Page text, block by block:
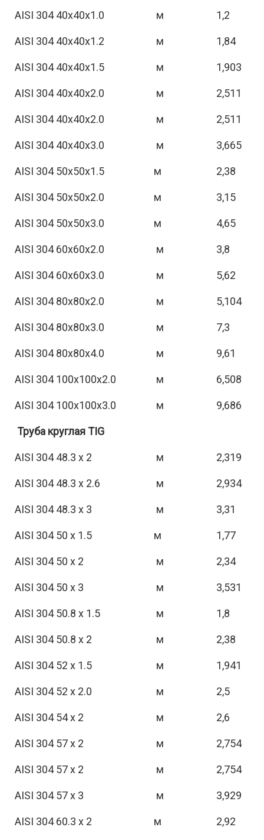
AISI 304 40х40х1.0 м 1,2
AISI 304 40х40х1.2 м 1,84
AISI 304 40х40х1.5 м 1,903
AISI 304 40х40х2.0 м 2,511
AISI 304 40х40х2.0 м 2,511
AISI 304 40х40х3.0 м 3,665
AISI 304 50х50х1.5 м 2,38
AISI 304 50х50х2.0 м 3,15
AISI 304 50х50х3.0 м 4,65
AISI 304 60х60х2.0 м 3,8
AISI 304 60х60х3.0 м 5,62
AISI 304 80х80х2.0 м 5,104
AISI 304 80х80х3.0 м 7,3
AISI 304 80х80х4.0 м 9,61
AISI 304 100х100х2.0 м 6,508
AISI 304 100х100х3.0 м 9,686
Труба круглая TIG
AISI 304 48.3 х 2 м 2,319
AISI 304 48.3 х 2.6 м 2,934
AISI 304 48.3 х 3 м 3,31
AISI 304 50 х 1.5 м 1,77
AISI 304 50 х 2 м 2,34
AISI 304 50 х 3 м 3,531
AISI 304 50.8 х 1.5 м 1,8
AISI 304 50.8 х 2 м 2,38
AISI 304 52 х 1.5 м 1,941
AISI 304 52 х 2.0 м 2,5
AISI 304 54 х 2 м 2,6
AISI 304 57 х 2 м 2,754
AISI 304 57 х 2 м 2,754
AISI 304 57 х 3 м 3,929
AISI 304 60.3 х 2 м 2,92